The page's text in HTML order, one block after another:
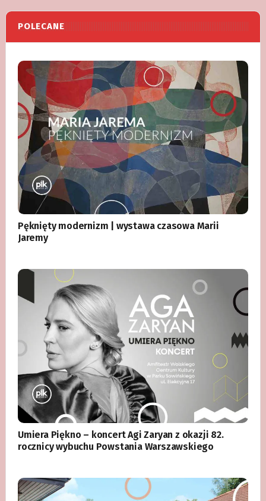
POLECANE
Pęknięty modernizm | wystawa czasowa Marii
Jaremy
Umiera Piękno – koncert Agi Zaryan z okazji 82.
rocznicy wybuchu Powstania Warszawskiego